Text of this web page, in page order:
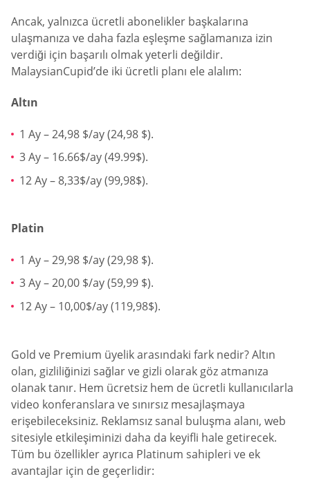
Ancak, yalnızca ücretli abonelikler başkalarına
ulaşmanıza ve daha fazla eşleşme sağlamanıza izin
verdiği için başarılı olmak yeterli değildir.
MalaysianCupid’de iki ücretli planı ele alalım:
Altın
1 Ay – 24,98 $/ay (24,98 $).
3 Ay – 16.66$/ay (49.99$).
12 Ay – 8,33$/ay (99,98$).
Platin
1 Ay – 29,98 $/ay (29,98 $).
3 Ay – 20,00 $/ay (59,99 $).
12 Ay – 10,00$/ay (119,98$).
Gold ve Premium üyelik arasındaki fark nedir? Altın
olan, gizliliğinizi sağlar ve gizli olarak göz atmanıza
olanak tanır. Hem ücretsiz hem de ücretli kullanıcılarla
video konferanslara ve sınırsız mesajlaşmaya
erişebileceksiniz. Reklamsız sanal buluşma alanı, web
sitesiyle etkileşiminizi daha da keyifli hale getirecek.
Tüm bu özellikler ayrıca Platinum sahipleri ve ek
avantajlar için de geçerlidir: